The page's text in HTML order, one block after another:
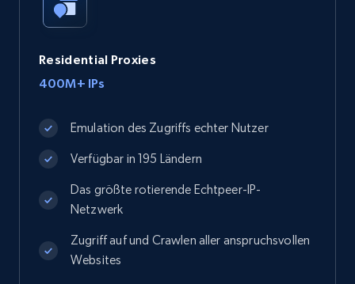
Residential Proxies
400M+ IPs
Emulation des Zugriffs echter Nutzer
Verfügbar in 195 Ländern
Das größte rotierende Echtpeer-IP-
Netzwerk
Zugriff auf und Crawlen aller anspruchsvollen
Websites